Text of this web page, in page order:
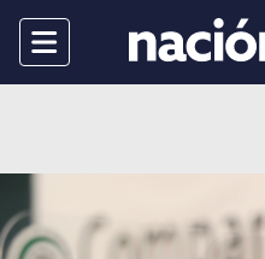
Menu